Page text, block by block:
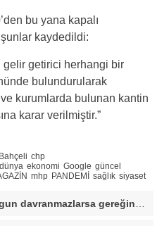
bu yana kapalı
şunlar kaydedildi:
gelir getirici herhangi bir
bulundurularak
ve kurumlarda bulunan kantin
karar verilmiştir.”
Bahçeli chp
dünya ekonomi Google güncel
mhp PANDEMİ sağlık siyaset